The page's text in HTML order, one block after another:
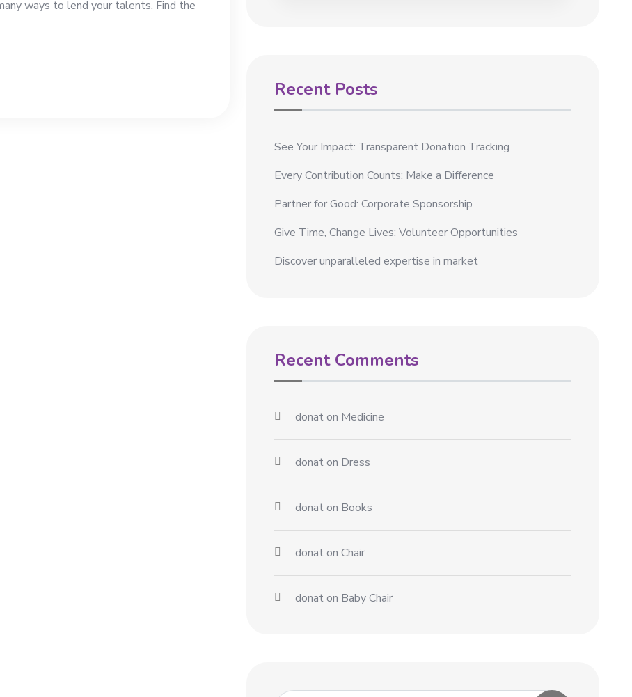
ways to lend your talents. Find the
Recent Posts
See Your Impact: Transparent Donation Tracking
Every Contribution Counts: Make a Difference
Partner for Good: Corporate Sponsorship
Give Time, Change Lives: Volunteer Opportunities
Discover unparalleled expertise in market
Recent Comments
donaton Medicine
donaton Dress
donaton Books
donatonChair
donaton Baby Chair